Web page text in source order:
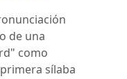
de una
como
sílaba